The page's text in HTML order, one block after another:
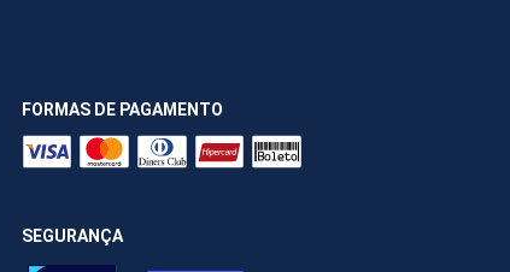
FORMAS DE PAGAMENTO
SEGURANÇA